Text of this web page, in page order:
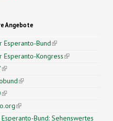
Angebote
Esperanto-Bund(link is
external)
Esperanto-Kongress(link is
(link is external)
(link is external)
(link is external)
(link is external)
Bund: Sehenswertes